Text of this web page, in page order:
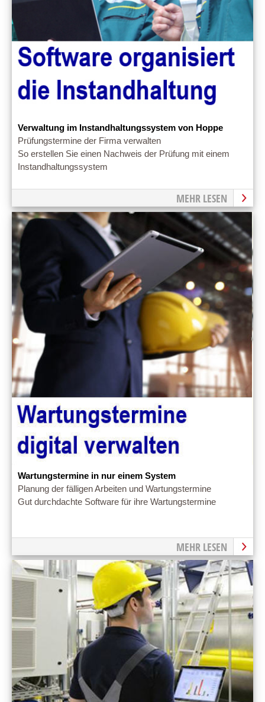
Verwaltung im Instandhaltungssystem von Hoppe
Prüfungstermine der Firma verwalten
So erstellen Sie einen Nachweis der Prüfung mit einem
Instandhaltungssystem
MEHR LESEN
Wartungstermine in nur einem System
Planung der fälligen Arbeiten und Wartungstermine
Gut durchdachte Software für ihre Wartungstermine
MEHR LESEN